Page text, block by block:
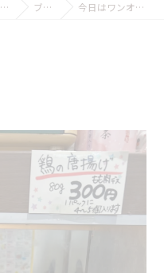
福岡県大牟田市の弁当ならごはんとおかず みけ猫屋 ブログ 今日はワンオペです！